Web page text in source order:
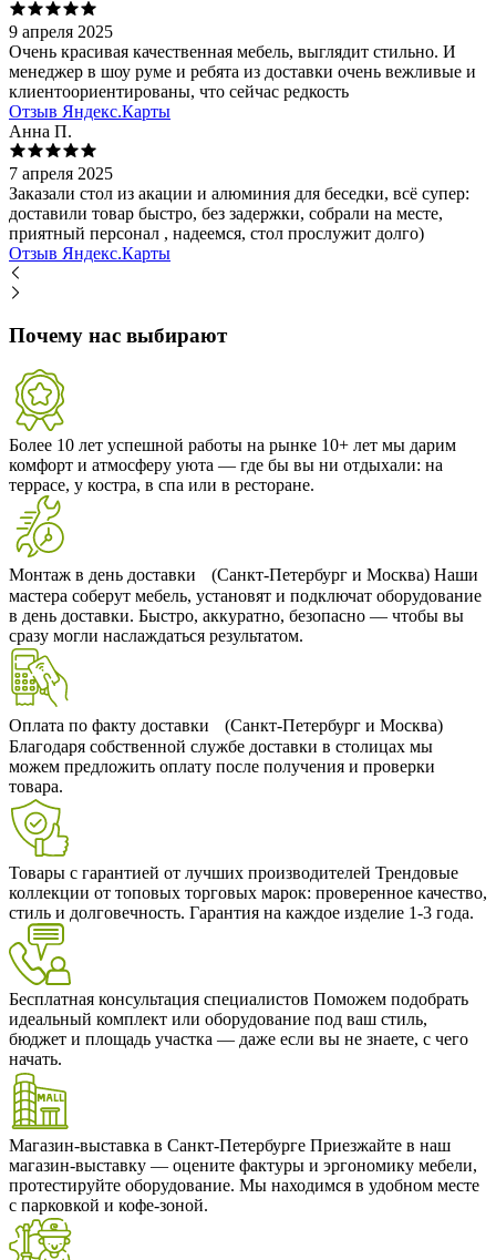
9 апреля 2025
Очень красивая качественная мебель, выглядит стильно. И
менеджер в шоу руме и ребята из доставки очень вежливые и
клиентоориентированы, что сейчас редкость
Отзыв Яндекс.Карты
Анна П.
7 апреля 2025
Заказали стол из акации и алюминия для беседки, всё супер:
доставили товар быстро, без задержки, собрали на месте,
приятный персонал , надеемся, стол прослужит долго)
Отзыв Яндекс.Карты
Почему нас выбирают
Более 10 лет успешной работы на рынке 10+ лет мы дарим
комфорт и атмосферу уюта — где бы вы ни отдыхали: на
террасе, у костра, в спа или в ресторане.
Монтаж в день доставки (Санкт-Петербург и Москва) Наши
мастера соберут мебель, установят и подключат оборудование
в день доставки. Быстро, аккуратно, безопасно — чтобы вы
сразу могли наслаждаться результатом.
Оплата по факту доставки (Санкт-Петербург и Москва)
Благодаря собственной службе доставки в столицах мы
можем предложить оплату после получения и проверки
товара.
Товары с гарантией от лучших производителей Трендовые
коллекции от топовых торговых марок: проверенное качество,
стиль и долговечность. Гарантия на каждое изделие 1-3 года.
Бесплатная консультация специалистов Поможем подобрать
идеальный комплект или оборудование под ваш стиль,
бюджет и площадь участка — даже если вы не знаете, с чего
начать.
Магазин-выставка в Санкт-Петербурге Приезжайте в наш
магазин-выставку — оцените фактуры и эргономику мебели,
протестируйте оборудование. Мы находимся в удобном месте
с парковкой и кофе-зоной.